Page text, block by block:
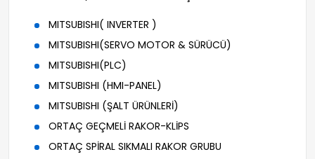
MITSUBISHI( INVERTER )
MITSUBISHI(SERVO MOTOR & SÜRÜCÜ)
MITSUBISHI(PLC)
MITSUBISHI (HMI-PANEL)
MITSUBISHI (ŞALT ÜRÜNLERİ)
ORTAÇ GEÇMELİ RAKOR-KLİPS
ORTAÇ SPİRAL SIKMALI RAKOR GRUBU